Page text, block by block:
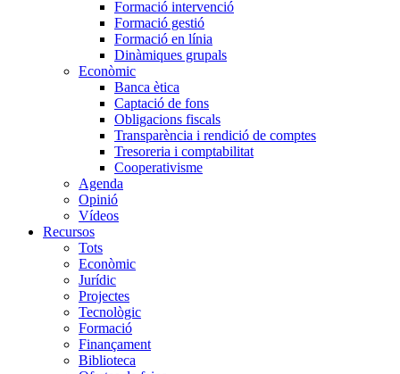
Formació intervenció
Formació gestió
Formació en línia
Dinàmiques grupals
Econòmic
Banca ètica
Captació de fons
Obligacions fiscals
Transparència i rendició de comptes
Tresoreria i comptabilitat
Cooperativisme
Agenda
Opinió
Vídeos
Recursos
Tots
Econòmic
Jurídic
Projectes
Tecnològic
Formació
Finançament
Biblioteca